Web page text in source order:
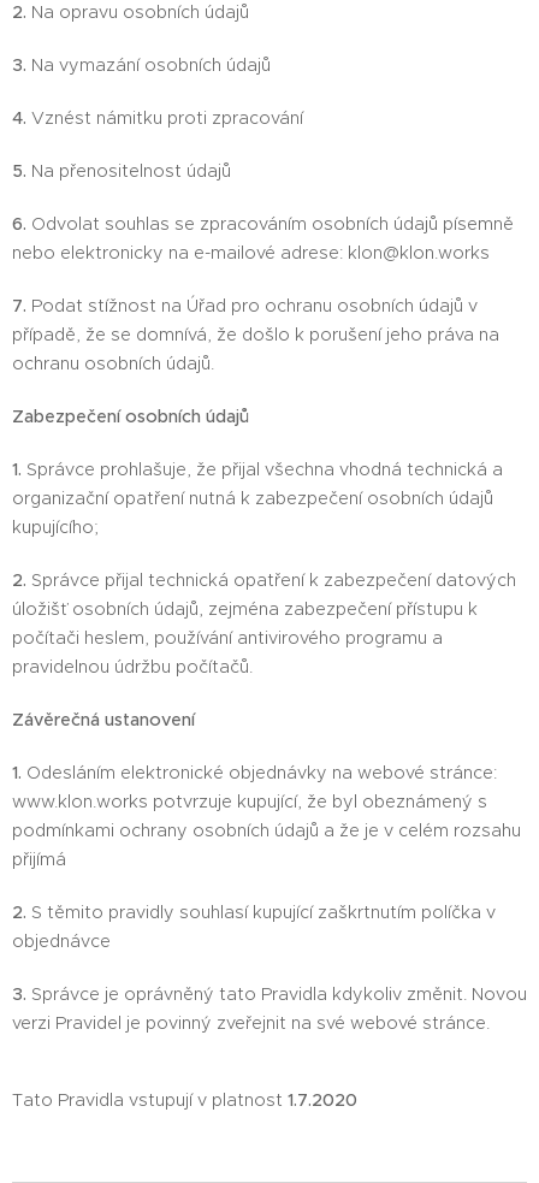
2. Na opravu osobních údajů
3. Na vymazání osobních údajů
4. Vznést námitku proti zpracování
5. Na přenositelnost údajů
6. Odvolat souhlas se zpracováním osobních údajů písemně
nebo elektronicky na e-mailové adrese: klon@klon.works
7. Podat stížnost na Úřad pro ochranu osobních údajů v
případě, že se domnívá, že došlo k porušení jeho práva na
ochranu osobních údajů.
Zabezpečení osobních údajů
1. Správce prohlašuje, že přijal všechna vhodná technická a
organizační opatření nutná k zabezpečení osobních údajů
kupujícího;
2. Správce přijal technická opatření k zabezpečení datových
úložišť osobních údajů, zejména zabezpečení přístupu k
počítači heslem, používání antivirového programu a
pravidelnou údržbu počítačů.
Závěrečná ustanovení
1. Odesláním elektronické objednávky na webové stránce:
www.klon.works potvrzuje kupující, že byl obeznámený s
podmínkami ochrany osobních údajů a že je v celém rozsahu
přijímá
2. S těmito pravidly souhlasí kupující zaškrtnutím políčka v
objednávce
3. Správce je oprávněný tato Pravidla kdykoliv změnit. Novou
verzi Pravidel je povinný zveřejnit na své webové stránce.
Tato Pravidla vstupují v platnost 1.7.2020